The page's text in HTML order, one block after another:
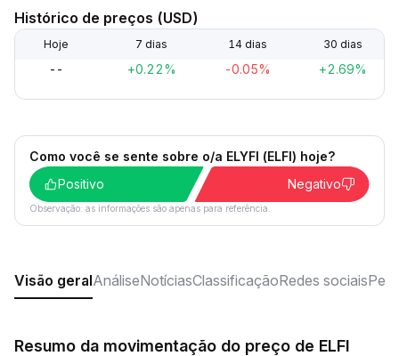
Histórico de preços (USD)
Hoje 7 dias 14 dias 30 dias
-- +0.22% -0.05% +2.69%
Como você se sente sobre o/a ELYFI (ELFI) hoje?
Positivo
Negativo
Observação: as informações são apenas para referência.
Visão geralAnáliseNotíciasClassificaçãoRedes sociais
Resumo da movimentação do preço de ELFI